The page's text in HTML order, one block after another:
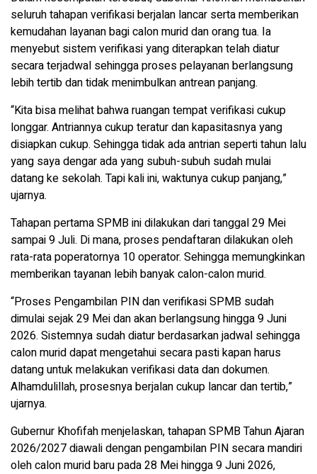
seluruh tahapan verifikasi berjalan lancar serta memberikan
kemudahan layanan bagi calon murid dan orang tua. Ia
menyebut sistem verifikasi yang diterapkan telah diatur
secara terjadwal sehingga proses pelayanan berlangsung
lebih tertib dan tidak menimbulkan antrean panjang.
“Kita bisa melihat bahwa ruangan tempat verifikasi cukup
longgar. Antriannya cukup teratur dan kapasitasnya yang
disiapkan cukup. Sehingga tidak ada antrian seperti tahun lalu
yang saya dengar ada yang subuh-subuh sudah mulai
datang ke sekolah. Tapi kali ini, waktunya cukup panjang,”
ujarnya.
Tahapan pertama SPMB ini dilakukan dari tanggal 29 Mei
sampai 9 Juli. Di mana, proses pendaftaran dilakukan oleh
rata-rata poperatornya 10 operator. Sehingga memungkinkan
memberikan tayanan lebih banyak calon-calon murid.
“Proses Pengambilan PIN dan verifikasi SPMB sudah
dimulai sejak 29 Mei dan akan berlangsung hingga 9 Juni
2026. Sistemnya sudah diatur berdasarkan jadwal sehingga
calon murid dapat mengetahui secara pasti kapan harus
datang untuk melakukan verifikasi data dan dokumen.
Alhamdulillah, prosesnya berjalan cukup lancar dan tertib,”
ujarnya.
Gubernur Khofifah menjelaskan, tahapan SPMB Tahun Ajaran
2026/2027 diawali dengan pengambilan PIN secara mandiri
oleh calon murid baru pada 28 Mei hingga 9 Juni 2026,